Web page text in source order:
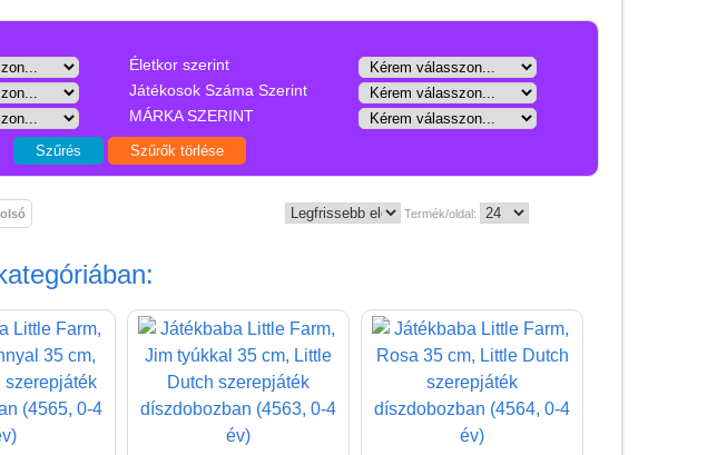
Életkor szerint
Játékosok Száma Szerint
MÁRKA SZERINT
Termék/oldal:
Babajáték
Babakocsi játék
Babakönyv
Babaúszás
Baba zene
párosító